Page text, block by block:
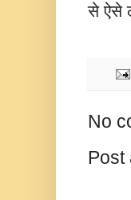
से ऐसे
No
Post